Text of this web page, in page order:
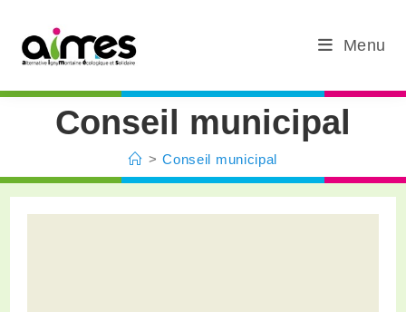
Menu
Conseil municipal
> Conseil municipal